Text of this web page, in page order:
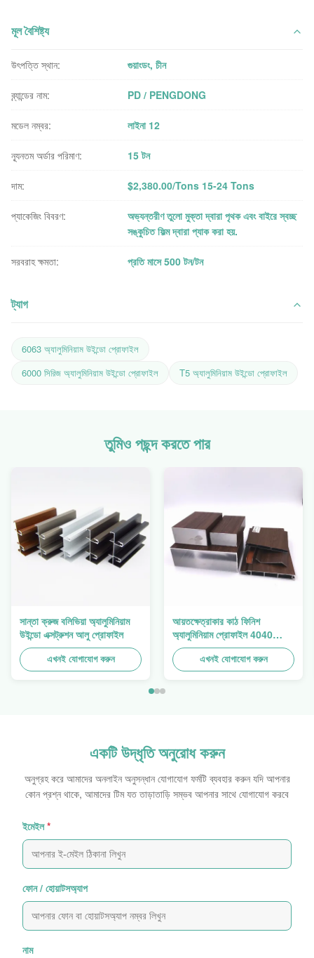
মূল বৈশিষ্ট্য
উৎপত্তি স্থান: গুয়াংডং, চীন
ব্র্যান্ডের নাম: PD / PENGDONG
মডেল নম্বর: লাইনা 12
ন্যূনতম অর্ডার পরিমাণ: 15 টন
দাম: $2,380.00/Tons 15-24 Tons
প্যাকেজিং বিবরণ:
অভ্যন্তরীণ তুলো মুক্তা দ্বারা পৃথক এবং বাইরে স্বচ্ছ
সঙ্কুচিত ফিল্ম দ্বারা প্যাক করা হয়.
সরবরাহ ক্ষমতা: প্রতি মাসে 500 টন/টন
ট্যাগ
6063 অ্যালুমিনিয়াম উইন্ডো প্রোফাইল
6000 সিরিজ অ্যালুমিনিয়াম উইন্ডো প্রোফাইল
T5 অ্যালুমিনিয়াম উইন্ডো প্রোফাইল
তুমিও পছন্দ করতে পার
সান্তা ক্রুজ বলিভিয়া অ্যালুমিনিয়াম
উইন্ডো এক্সট্রুশন আলু প্রোফাইল
এখনই যোগাযোগ করুন
আয়তক্ষেত্রাকার কাঠ ফিনিশ
অ্যালুমিনিয়াম প্রোফাইল 4040
অ্যালুমিনিয়াম এক্সট্রুশন প্রোফাইল
এখনই যোগাযোগ করুন
একটি উদ্ধৃতি অনুরোধ করুন
অনুগ্রহ করে আমাদের অনলাইন অনুসন্ধান যোগাযোগ ফর্মটি ব্যবহার করুন যদি আপনার
কোন প্রশ্ন থাকে, আমাদের টিম যত তাড়াতাড়ি সম্ভব আপনার সাথে যোগাযোগ করবে
ইমেইল *
ফোন / হোয়াটসঅ্যাপ
নাম